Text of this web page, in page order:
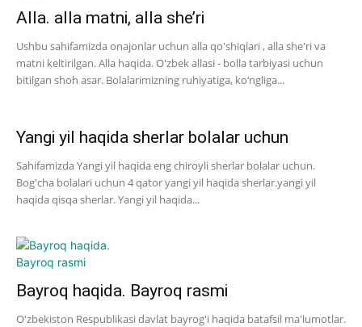
Alla. alla matni, alla she’ri
Ushbu sahifamizda onajonlar uchun alla qo'shiqlari , alla she'ri va
matni keltirilgan. Alla haqida. O'zbek allasi - bolla tarbiyasi uchun
bitilgan shoh asar. Bolalarimizning ruhiyatiga, ko‘ngliga...
Yangi yil haqida sherlar bolalar uchun
Sahifamizda Yangi yil haqida eng chiroyli sherlar bolalar uchun.
Bog'cha bolalari uchun 4 qator yangi yil haqida sherlar.yangi yil
haqida qisqa sherlar. Yangi yil haqida...
Bayroq haqida. Bayroq rasmi
O'zbekiston Respublikasi davlat bayrog'i haqida batafsil ma'lumotlar.